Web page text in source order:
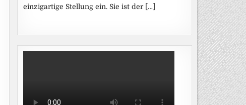
einzigartige Stellung ein. Sie ist der […]